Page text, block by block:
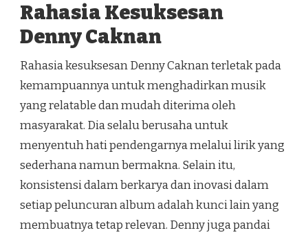
Rahasia Kesuksesan
Denny Caknan
Rahasia kesuksesan Denny Caknan terletak pada
kemampuannya untuk menghadirkan musik
yang relatable dan mudah diterima oleh
masyarakat. Dia selalu berusaha untuk
menyentuh hati pendengarnya melalui lirik yang
sederhana namun bermakna. Selain itu,
konsistensi dalam berkarya dan inovasi dalam
setiap peluncuran album adalah kunci lain yang
membuatnya tetap relevan. Denny juga pandai